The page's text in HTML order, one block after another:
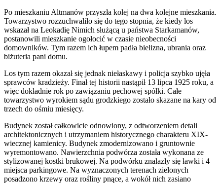
Po mieszkaniu Altmanów przyszła kolej na dwa kolejne mieszkania.
Towarzystwo rozzuchwaliło się do tego stopnia, że kiedy los
wskazał na Leokadię Nimich służącą u państwa Starkamanów,
postanowili mieszkanie ogołocić w czasie nieobecności
domowników. Tym razem ich łupem padła bielizna, ubrania oraz
biżuteria pani domu.
Los tym razem okazał się jednak niełaskawy i policja szybko ujęła
sprawców kradzieży. Finał tej historii nastąpił 13 lipca 1925 roku, a
więc dokładnie rok po zawiązaniu pechowej spółki. Całe
towarzystwo wyrokiem sądu grodzkiego zostało skazane na kary od
trzech do ośmiu miesięcy.
Budynek został całkowicie odnowiony, z odtworzeniem detali
architektonicznych i utrzymaniem historycznego charakteru XIX-
wiecznej kamienicy. Budynek zmodernizowano i gruntownie
wyremontowano. Nawierzchnia podwórza została wykonana ze
stylizowanej kostki brukowej. Na podwórku znalazły się ławki i 4
miejsca parkingowe. Na wyznaczonych terenach zielonych
posadzono krzewy oraz rośliny pnące, a wokół nich zasiano